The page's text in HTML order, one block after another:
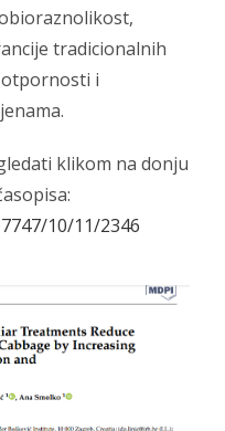
tradicionalnih
i
klikom na donju
10/11/2346